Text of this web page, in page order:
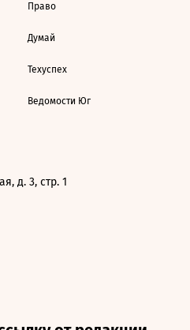
Право
Думай
Техуспех
Ведомости Юг
д. 3, стр. 1